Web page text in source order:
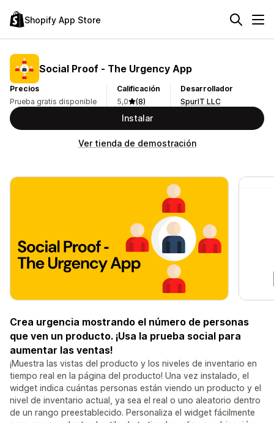
Shopify App Store
Social Proof ‑ The Urgency App
Precios
Prueba gratis disponible
Calificación
5,0
(8)
Desarrollador
SpurIT LLC
Instalar
Ver tienda de demostración
Crea urgencia mostrando el número de personas
que ven un producto. ¡Usa la prueba social para
aumentar las ventas!
¡Muestra las vistas del producto y los niveles de inventario en
tiempo real en la página del producto! Una vez instalado, el
widget indica cuántas personas están viendo un producto y el
nivel de inventario actual, ya sea el real o uno aleatorio dentro
de un rango preestablecido. Personaliza el widget fácilmente